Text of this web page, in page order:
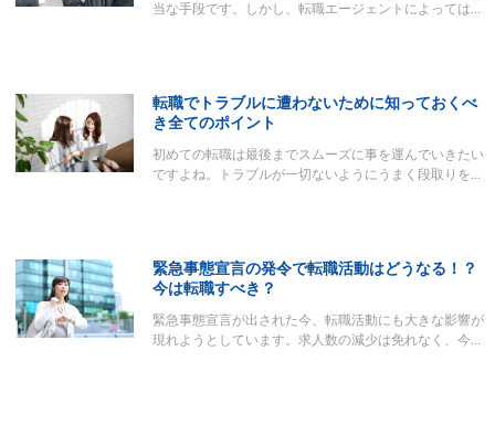
当な手段です。しかし、転職エージェントによっては…
転職でトラブルに遭わないために知っておくべ
き全てのポイント
初めての転職は最後までスムーズに事を運んでいきたい
ですよね。トラブルが一切ないようにうまく段取りを…
緊急事態宣言の発令で転職活動はどうなる！？
今は転職すべき？
緊急事態宣言が出された今、転職活動にも大きな影響が
現れようとしています。求人数の減少は免れなく、今…